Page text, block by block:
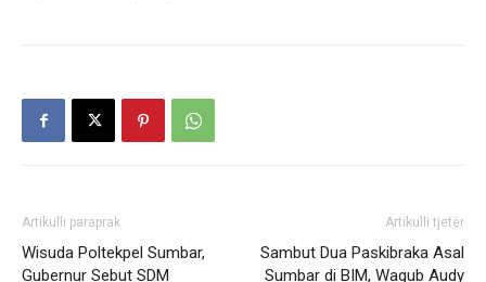
Artikulli paraprak
Wisuda Poltekpel Sumbar,
Gubernur Sebut SDM
Artikulli tjetër
Sambut Dua Paskibraka Asal
Sumbar di BIM, Wagub Audy